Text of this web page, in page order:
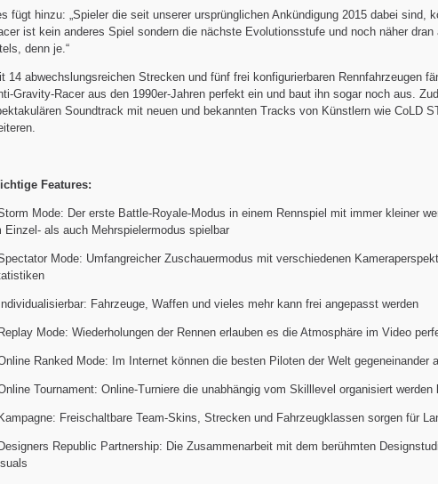
fügt hinzu: „Spieler die seit unserer ursprünglichen Ankündigung 2015 dabei sind,
ist kein anderes Spiel sondern die nächste Evolutionsstufe und noch näher dran
denn je.“
14 abwechslungsreichen Strecken und fünf frei konfigurierbaren Rennfahrzeugen
Gravity-Racer aus den 1990er-Jahren perfekt ein und baut ihn sogar noch aus.
Soundtrack mit neuen und bekannten Tracks von Künstlern wie CoLD
Features:
Mode: Der erste Battle-Royale-Modus in einem Rennspiel mit immer kleiner
Einzel- als auch Mehrspielermodus spielbar
Mode: Umfangreicher Zuschauermodus mit verschiedenen
Fahrzeuge, Waffen und vieles mehr kann frei angepasst werden
Mode: Wiederholungen der Rennen erlauben es die Atmosphäre im Video
Ranked Mode: Im Internet können die besten Piloten der Welt gegeneinander
Tournament: Online-Turniere die unabhängig vom Skilllevel organisiert werden
Freischaltbare Team-Skins, Strecken und Fahrzeugklassen sorgen für
Republic Partnership: Die Zusammenarbeit mit dem berühmten